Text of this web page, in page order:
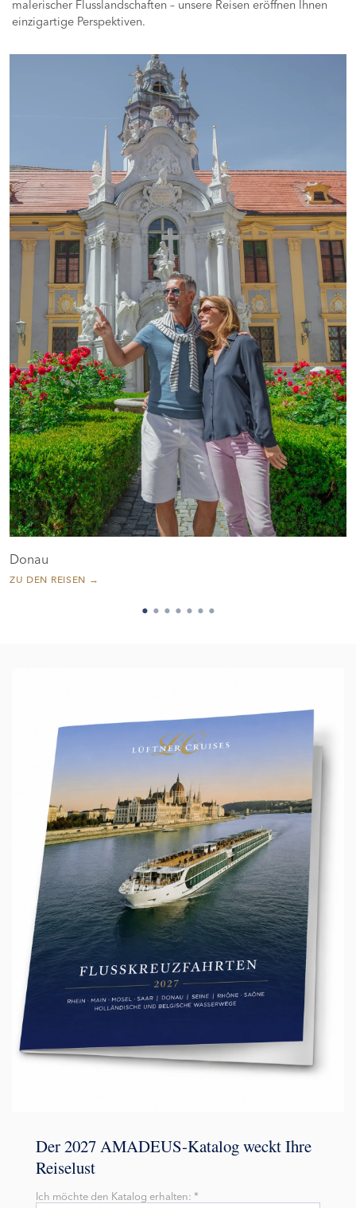
malerischer Flusslandschaften – unsere Reisen eröffnen Ihnen
einzigartige Perspektiven.
Donau
ZU DEN REISEN →
Der 2027 AMADEUS-Katalog weckt Ihre
Reiselust
Ich möchte den Katalog erhalten: *